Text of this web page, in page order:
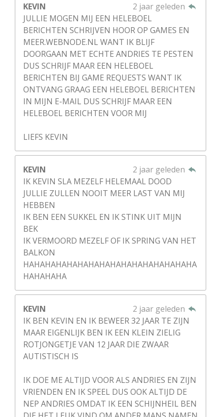
KEVIN
2 jaar geleden
JULLIE MOGEN MIJ EEN HELEBOEL
BERICHTEN SCHRIJVEN HOOR OP GAMES EN
MEER.WEBNODE.NL WANT IK BLIJF
DOORGAAN MET ECHTE ANDRIES TE PESTEN
DUS SCHRIJF MAAR EEN HELEBOEL
BERICHTEN BIJ GAME REQUESTS WANT IK
ONTVANG GRAAG EEN HELEBOEL BERICHTEN
IN MIJN E-MAIL DUS SCHRIJF MAAR EEN
HELEBOEL BERICHTEN VOOR MIJ
LIEFS KEVIN
KEVIN
2 jaar geleden
IK KEVIN SLA MEZELF HELEMAAL DOOD
JULLIE ZULLEN NOOIT MEER LAST VAN MIJ
HEBBEN
IK BEN EEN SUKKEL EN IK STINK UIT MIJN
BEK
IK VERMOORD MEZELF OF IK SPRING VAN HET
BALKON
HAHAHAHAHAHAHAHAHAHAHAHAHAHAHAHA
HAHAHAHA
KEVIN
2 jaar geleden
IK BEN KEVIN EN IK BEWEER 32 JAAR TE ZIJN
MAAR EIGENLIJK BEN IK EEN KLEIN ZIELIG
ROTJONGETJE VAN 12 JAAR DIE ZWAAR
AUTISTISCH IS
IK DOE ME ALTIJD VOOR ALS ANDRIES EN ZIJN
VRIENDEN EN IK SPEEL DUS OOK ALTIJD DE
NEP ANDRIES OMDAT IK EEN SCHIJNHEIL BEN